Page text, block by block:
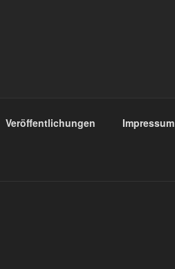
Veröffentlichungen Impressum